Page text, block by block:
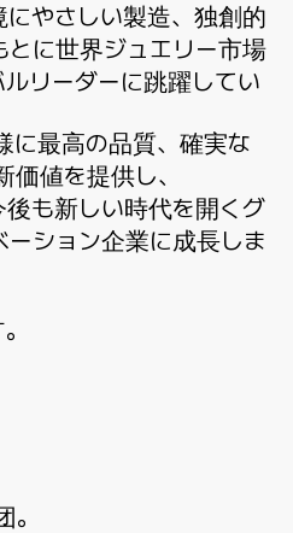
にやさしい製造、独創的
に世界ジュエリー市場
リーダーに跳躍してい
に最高の品質、確実な
値を提供し、
後も新しい時代を開くグ
ション企業に成長しま